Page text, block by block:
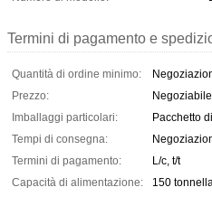
Termini di pagamento e
Quantità di ordine minimo:
Prezzo:
Negoziabile
Imballaggi particolari:
Pacchetto
Tempi di consegna:
Termini di pagamento:
L/c, t/t
Capacità di alimentazione:
150